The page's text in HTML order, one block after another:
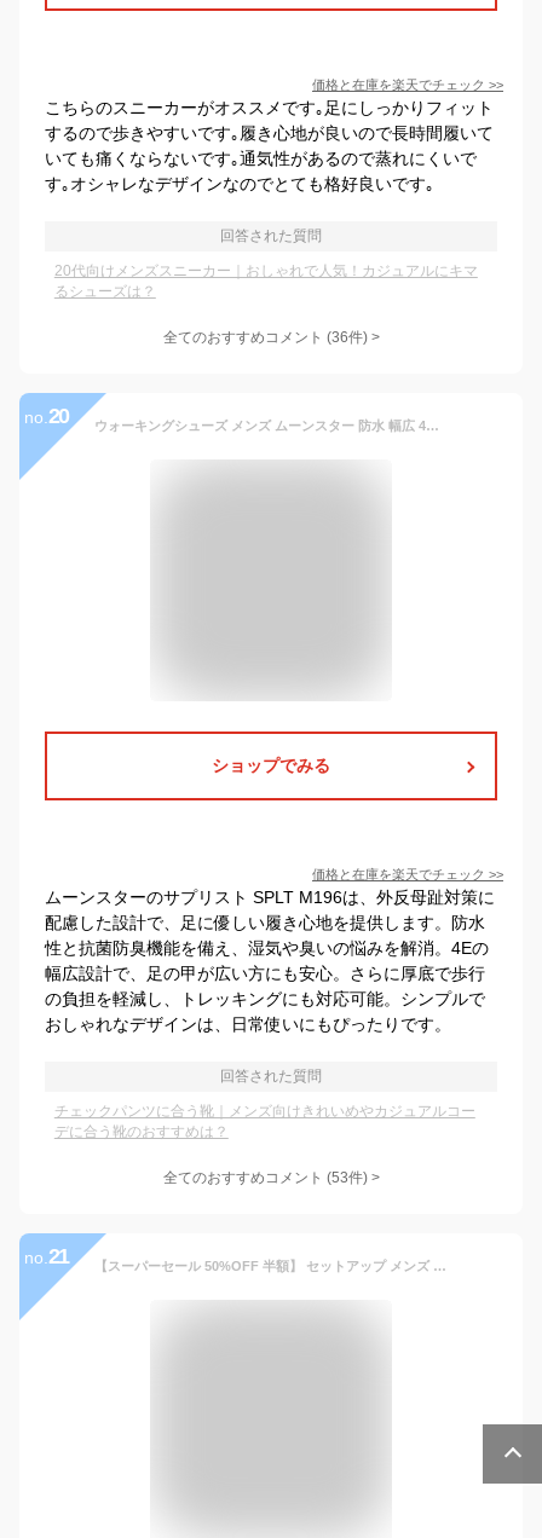
価格と在庫を楽天でチェック >>
こちらのスニーカーがオススメです｡足にしっかりフィット
するので歩きやすいです｡履き心地が良いので長時間履いて
いても痛くならないです｡通気性があるので蒸れにくいで
す｡オシャレなデザインなのでとても格好良いです｡
回答された質問
20代向けメンズスニーカー｜おしゃれで人気！カジュアルにキマ
るシューズは？
全てのおすすめコメント (36件) >
no. 20 ウォーキングシューズ メンズ ムーンスター 防水 幅広 4E 疲れない 外反母趾 スニーカー 靴 カジュアル サプリスト 黒 茶 紺 ブラック ブラウン カーキ ネイビー アウトドア 登山 MOONSTAR SPLT M196
ショップでみる
価格と在庫を楽天でチェック >>
ムーンスターのサプリスト SPLT M196は、外反母趾対策に
配慮した設計で、足に優しい履き心地を提供します。防水
性と抗菌防臭機能を備え、湿気や臭いの悩みを解消。4Eの
幅広設計で、足の甲が広い方にも安心。さらに厚底で歩行
の負担を軽減し、トレッキングにも対応可能。シンプルで
おしゃれなデザインは、日常使いにもぴったりです。
回答された質問
チェックパンツに合う靴｜メンズ向けきれいめやカジュアルコー
デに合う靴のおすすめは？
全てのおすすめコメント (53件) >
no. 21 【スーパーセール 50%OFF 半額】 セットアップ メンズ 麻 涼しい 上下セット テーラードジャケット イージーパンツ ジャケット パンツ セット 春夏 涼しい リネン おしゃれ アウター ゴムウエスト ブレザー ブルゾン 夏 全5色 ジェネレス